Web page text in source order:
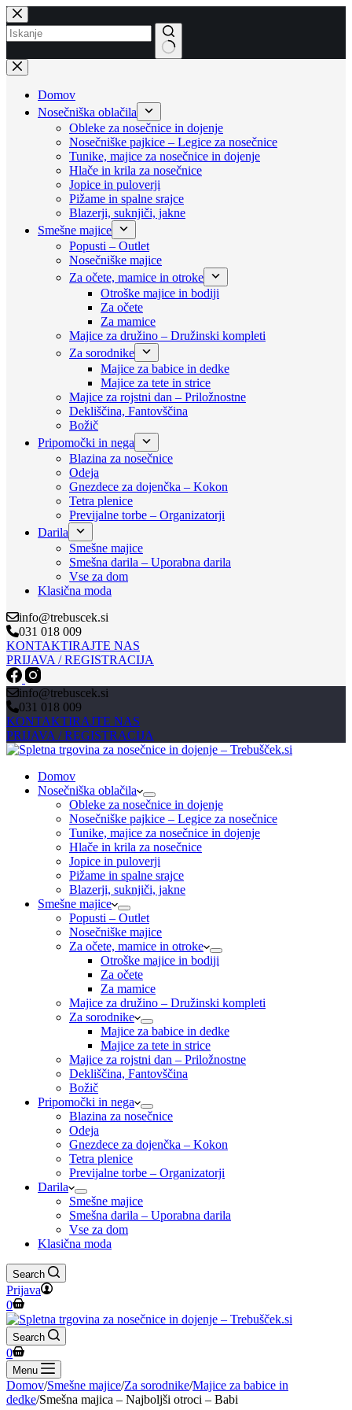
Skip
to
content
No
results
Domov
Nosečniška oblačila
Obleke za nosečnice in dojenje
Nosečniške pajkice – Legice za nosečnice
Tunike, majice za nosečnice in dojenje
Hlače in krila za nosečnice
Jopice in puloverji
Pižame in spalne srajce
Blazerji, suknjiči, jakne
Smešne majice
Popusti – Outlet
Nosečniške majice
Za očete, mamice in otroke
Otroške majice in bodiji
Za očete
Za mamice
Majice za družino – Družinski kompleti
Za sorodnike
Majice za babice in dedke
Majice za tete in strice
Majice za rojstni dan – Priložnostne
Dekliščina, Fantovščina
Božič
Pripomočki in nega
Blazina za nosečnice
Odeja
Gnezdece za dojenčka – Kokon
Tetra plenice
Previjalne torbe – Organizatorji
Darila
Smešne majice
Smešna darila – Uporabna darila
Vse za dom
Klasična moda
info@trebuscek.si
031 018 009
KONTAKTIRAJTE NAS
PRIJAVA / REGISTRACIJA
info@trebuscek.si
031 018 009
KONTAKTIRAJTE NAS
PRIJAVA / REGISTRACIJA
Domov
Nosečniška oblačila
Obleke za nosečnice in dojenje
Nosečniške pajkice – Legice za nosečnice
Tunike, majice za nosečnice in dojenje
Hlače in krila za nosečnice
Jopice in puloverji
Pižame in spalne srajce
Blazerji, suknjiči, jakne
Smešne majice
Popusti – Outlet
Nosečniške majice
Za očete, mamice in otroke
Otroške majice in bodiji
Za očete
Za mamice
Majice za družino – Družinski kompleti
Za sorodnike
Majice za babice in dedke
Majice za tete in strice
Majice za rojstni dan – Priložnostne
Dekliščina, Fantovščina
Božič
Pripomočki in nega
Blazina za nosečnice
Odeja
Gnezdece za dojenčka – Kokon
Tetra plenice
Previjalne torbe – Organizatorji
Darila
Smešne majice
Smešna darila – Uporabna darila
Vse za dom
Klasična moda
Search
Prijava
Shopping
cart
0
Search
Shopping
cart
0
Menu
Domov/Smešne majice/Za sorodnike/Majice za babice in
dedke/Smešna majica – Najboljši otroci – Babi